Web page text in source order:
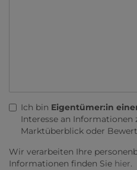
Ich bin Eigentümer:in
Interesse an
Marktüberblick oder
Wir verarbeiten Ihre
Informationen finden Sie hier.